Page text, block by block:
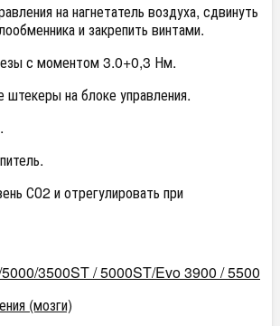
на нагнетатель воздуха, сдвинуть
и закрепить винтами.
с моментом 3.0+0,3 Нм.
на блоке управления.
СО2 и отрегулировать при
3500ST / 5000ST/Evo 3900 / 5500
(мозги)